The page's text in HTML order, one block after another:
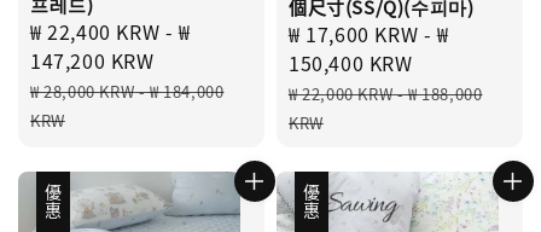
Sale
price
₩ 22,400 KRW -₩
147,200 KRW
Regular
price
₩ 28,000 KRW-₩ 184,000
KRW
個尺寸(SS/Q)(수피마)
Sale
price
₩ 17,600 KRW -₩
150,400 KRW
Regular
price
₩ 22,000 KRW-₩ 188,000
KRW
優惠 優惠